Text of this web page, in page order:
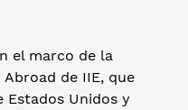
el marco de la
de IIE, que
Unidos y